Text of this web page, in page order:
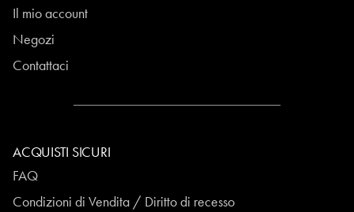
Il mio account
Negozi
Contattaci
ACQUISTI SICURI
FAQ
Condizioni di Vendita / Diritto di recesso